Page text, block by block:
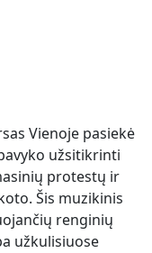
Vienoje pasiekė
užsitikrinti
protestų ir
Šis muzikinis
renginių
užkulisiuose